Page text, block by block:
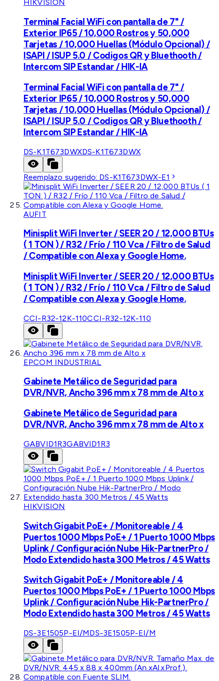
HIKVISION
Terminal Facial WiFi con pantalla de 7" /
Exterior IP65 / 10,000 Rostros y 50,000
Tarjetas / 10,000 Huellas (Módulo Opcional) /
ISAPI / ISUP 5.0 / Codigos QR y Bluethooth /
Intercom SIP Estandar / HIK-IA
Terminal Facial WiFi con pantalla de 7" /
Exterior IP65 / 10,000 Rostros y 50,000
Tarjetas / 10,000 Huellas (Módulo Opcional) /
ISAPI / ISUP 5.0 / Codigos QR y Bluethooth /
Intercom SIP Estandar / HIK-IA
DS-K1T673DWXDS-K1T673DWX
Reemplazo sugerido: DS-K1T673DWX-E1
AUFIT
Minisplit WiFi Inverter / SEER 20 / 12,000 BTUs
( 1 TON ) / R32 / Frío / 110 Vca / Filtro de Salud
/ Compatible con Alexa y Google Home.
Minisplit WiFi Inverter / SEER 20 / 12,000 BTUs
( 1 TON ) / R32 / Frío / 110 Vca / Filtro de Salud
/ Compatible con Alexa y Google Home.
CCI-R32-12K-110CCI-R32-12K-110
EPCOM INDUSTRIAL
Gabinete Metálico de Seguridad para
DVR/NVR, Ancho 396 mm x 78 mm de Alto x
Gabinete Metálico de Seguridad para
DVR/NVR, Ancho 396 mm x 78 mm de Alto x
GABVID1R3GABVID1R3
HIKVISION
Switch Gigabit PoE+ / Monitoreable / 4
Puertos 1000 Mbps PoE+ / 1 Puerto 1000 Mbps
Uplink / Configuración Nube Hik-PartnerPro /
Modo Extendido hasta 300 Metros / 45 Watts
Switch Gigabit PoE+ / Monitoreable / 4
Puertos 1000 Mbps PoE+ / 1 Puerto 1000 Mbps
Uplink / Configuración Nube Hik-PartnerPro /
Modo Extendido hasta 300 Metros / 45 Watts
DS-3E1505P-EI/MDS-3E1505P-EI/M